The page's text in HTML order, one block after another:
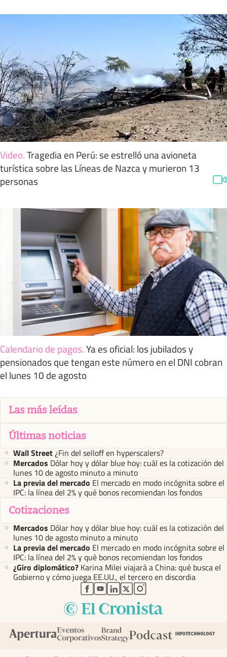
Video.Tragedia en Perú: se estrelló una avioneta
turística sobre las Líneas de Nazca y murieron 13
personas
Calendario de pagos.Ya es oficial: los jubilados y
pensionados que tengan este número en el DNI cobran
el lunes 10 de agosto
Las más leídas
Últimas noticias
Wall Street¿Fin del selloff en hyperscalers?
Mercados Dólar hoy y dólar blue hoy: cuál es la cotización del
lunes 10 de agosto minuto a minuto
La previa del mercado El mercado en modo incógnita sobre el
IPC: la línea del 2% y qué bonos recomiendan los fondos
Cotizaciones
Mercados Dólar hoy y dólar blue hoy: cuál es la cotización del
lunes 10 de agosto minuto a minuto
La previa del mercado El mercado en modo incógnita sobre el
IPC: la línea del 2% y qué bonos recomiendan los fondos
¿Giro diplomático? Karina Milei viajará a China: qué busca el
Gobierno y cómo juega EE.UU., el tercero en discordia
abre en nueva pestaña
abre en nueva pestaña
abre en nueva pestaña
abre en nueva pestaña
abre en nueva pestaña